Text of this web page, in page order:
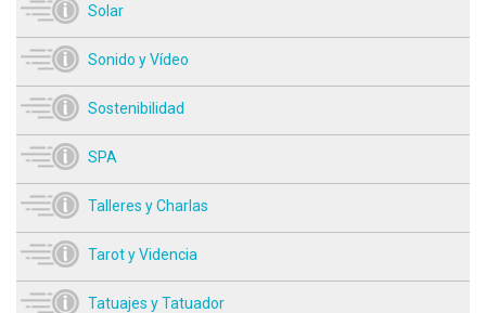
Solar
Sonido y Vídeo
Sostenibilidad
SPA
Talleres y Charlas
Tarot y Videncia
Tatuajes y Tatuador